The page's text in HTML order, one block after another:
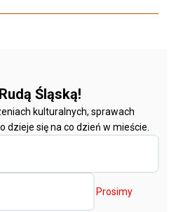
Śląską!
kulturalnych, sprawach
dzieje się na co dzień w mieście.
Prosimy